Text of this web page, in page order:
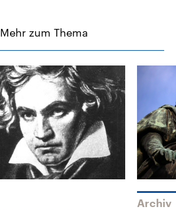
Mehr zum Thema
Archiv